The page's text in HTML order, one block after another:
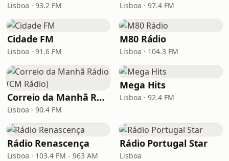
Lisboa · 93.2 FM Lisboa · 97.4 FM
Cidade FM
Lisboa · 91.6 FM
M80 Rádio
Lisboa · 104.3 FM
Correio da Manhã Rádio (CM Rádio)
Lisboa · 90.4 FM
Mega Hits
Lisboa · 92.4 FM
Rádio Renascença
Lisboa · 103.4 FM - 963 AM
Rádio Portugal Star
Lisboa